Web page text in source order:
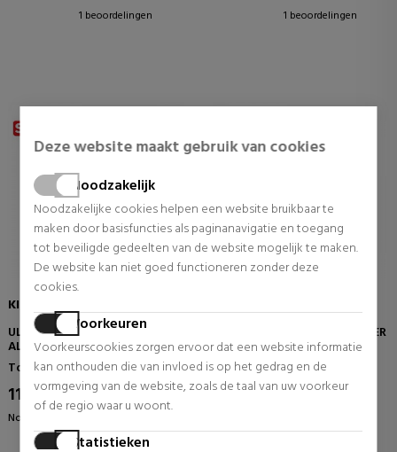
Deze website maakt gebruik van cookies
Noodzakelijk
Noodzakelijke cookies helpen een website bruikbaar te
maken door basisfuncties als paginanavigatie en toegang
tot beveiligde gedeelten van de website mogelijk te maken.
De website kan niet goed functioneren zonder deze
cookies.
Voorkeuren
Voorkeurscookies zorgen ervoor dat een website informatie
kan onthouden die van invloed is op het gedrag en de
vormgeving van de website, zoals de taal van uw voorkeur
of de regio waar u woont.
Statistieken
1 beoordelingen
1 beoordelingen
KIEHL'S
ULTRA FACIAL TONER
ALCOHOLVRIJE
GEZICHTSREINIGER
Tonisch
11,65 € 42% UIT.
Normale prijs 19,92 €
1 beoordelingen
ULTRA FACIAL OIL-FREE TONER
GEZICHTSTONER
Gezicht Tonic
15,77 € 42% UIT.